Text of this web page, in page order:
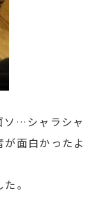
ソ…シャラシャ
面白かったよ
。